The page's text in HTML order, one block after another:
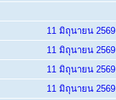
11 มิถุนายน 2569
11 มิถุนายน 2569
11 มิถุนายน 2569
11 มิถุนายน 2569